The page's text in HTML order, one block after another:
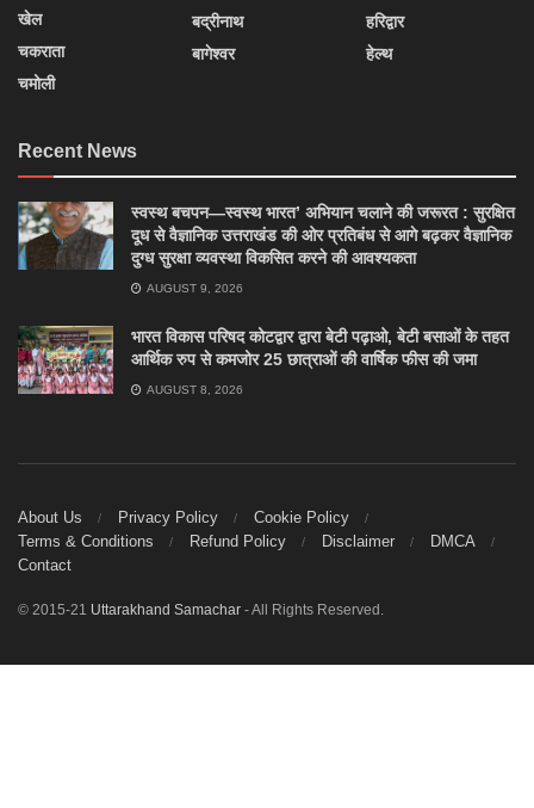
खेल
चकराता
चमोली
बद्रीनाथ
बागेश्वर
हरिद्वार
हेल्थ
Recent News
स्वस्थ बचपन—स्वस्थ भारत’ अभियान चलाने की जरूरत : सुरक्षित
दूध से वैज्ञानिक उत्तराखंड की ओर प्रतिबंध से आगे बढ़कर वैज्ञानिक
दुग्ध सुरक्षा व्यवस्था विकसित करने की आवश्यकता
AUGUST 9, 2026
भारत विकास परिषद कोटद्वार द्वारा बेटी पढ़ाओ, बेटी बसाओं के तहत
आर्थिक रुप से कमजोर 25 छात्राओं की वार्षिक फीस की जमा
AUGUST 8, 2026
About Us Privacy Policy
Cookie Policy
Terms & Conditions
Refund Policy Disclaimer
DMCA
Contact
© 2015-21 Uttarakhand Samachar - All Rights Reserved.